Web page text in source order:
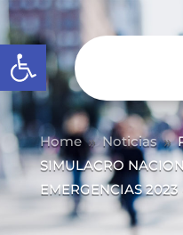
Abrir barra de
Home 9 Noticias 9
SIMULACRO
EMERGENCIAS 2023